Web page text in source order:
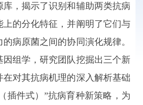
，揭示了识别和辅助两类抗病
上的分化特征，并阐明了它们与
病原菌之间的协同演化规律。
因组学，研究团队挖掘出三个新
对其抗病机理的深入解析基础
插件式）”抗病育种新策略，为